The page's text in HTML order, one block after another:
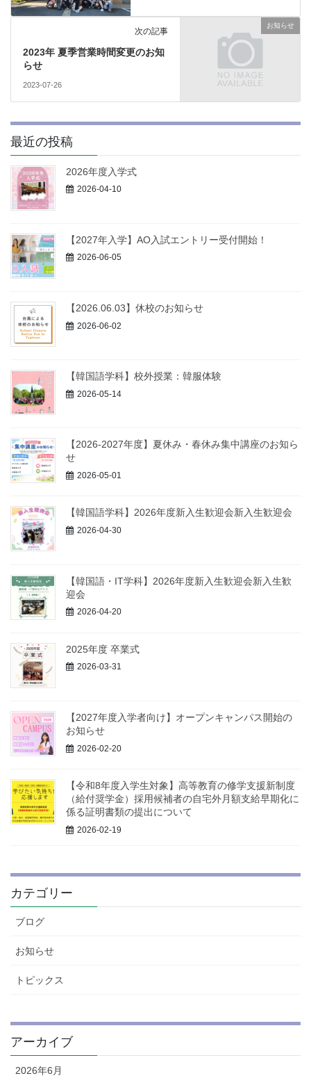
お知らせ
次の記事
2023年 夏季営業時間変更のお知
らせ
2023-07-26
最近の投稿
2026年度入学式
2026-04-10
【2027年入学】AO入試エントリー受付開始！
2026-06-05
【2026.06.03】休校のお知らせ
2026-06-02
【韓国語学科】校外授業：韓服体験
2026-05-14
【2026-2027年度】夏休み・春休み集中講座のお知ら
せ
2026-05-01
【韓国語学科】2026年度新入生歓迎会新入生歓迎会
2026-04-30
【韓国語・IT学科】2026年度新入生歓迎会新入生歓
迎会
2026-04-20
2025年度 卒業式
2026-03-31
【2027年度入学者向け】オープンキャンパス開始の
お知らせ
2026-02-20
【令和8年度入学生対象】高等教育の修学支援新制度
（給付奨学金）採用候補者の自宅外月額支給早期化に
係る証明書類の提出について
2026-02-19
カテゴリー
ブログ
お知らせ
トピックス
アーカイブ
2026年6月